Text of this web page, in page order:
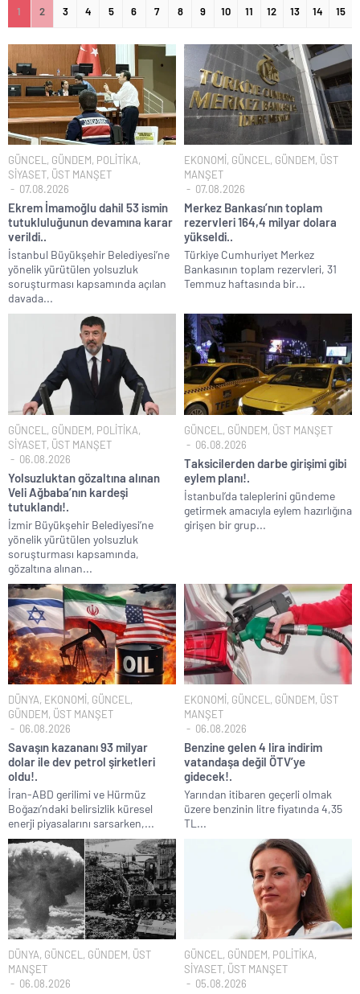
Veli Ağbaba’nın ağabeyi de rüşvetten gözaltına alındı!.
Sevgilisine “Ben Rüşvetsiz İş Yapamam” mesajı atan CHP’li
Başkanın skandal yazışmaları!.
LGS tercih sonuçları açıklandı.. Tek tıkla öğren..
6.37 TL’lik indirimini ÖTV kazığı ile iptal edip 1 liraya düşürdüler!.
Fenerbahçe Konyaspor maçında F-16 ile gövde gösterisi yapan
paşa emekliye sevk edildi!.
Türkiye’nin ilk kadın hava kuvvetleri paşası hayırlı olsun..
CHP’li Erdal Beşikçioğlu’nun uyuşturucu testi pozitif çıktı!.
Bay Kemal gibi şimdiden “İktidar Olamazsam İstifa Ederim” gazları
vermeye başladı!.
ABD’de de 25 eyalet Trump yönetimine karşı dava açtı!.
Brent petrol çakıldı!.
Rüşvet ve yolsuzluktan tutuklanan CHP’li Erdal Beşikçioğlu
görevden uzaklaştırıldı!.
İngilizler 12. adamları Özgür Özel’i hazırlama telâşına düştü!.
Uğur Mumcu dosyası 33 yıl sonra yeniden açılıyor..
CHP Lideri Kılıçdaoğlu’ndan Terörsüz Türkiye sürecine destek
açıklaması..
Denize döktüğümüz(!) Yunanların ekonomisini şaha kaldırdık!.
TÜİK sipariş enflasyon oranlarını açıkladı!.
TÜİK kira zam oranını yüzde 31 olarak açıkladı..
Etimesgut Belediye Başkanı Erdal Beşikçioğlu hakkında
tutuklama talebi..
Ekrem İmamoğlu dahil 53 ismin tutukluluğunun devamına karar
verildi..
1 2 3 4 5 6 7 8 9 10 11 12 13 14 15
GÜNCEL , GÜNDEM, POLİTİKA,
SİYASET, ÜST MANŞET
07.08.2026
Ekrem İmamoğlu dahil 53 ismin
tutukluluğunun devamına karar
verildi..
İstanbul Büyükşehir Belediyesi’ne
yönelik yürütülen yolsuzluk
soruşturması kapsamında açılan
davada...
EKONOMİ, GÜNCEL , GÜNDEM, ÜST
MANŞET
07.08.2026
Merkez Bankası’nın toplam
rezervleri 164,4 milyar dolara
yükseldi..
Türkiye Cumhuriyet Merkez
Bankasının toplam rezervleri, 31
Temmuz haftasında bir...
GÜNCEL , GÜNDEM, POLİTİKA,
SİYASET, ÜST MANŞET
06.08.2026
Yolsuzluktan gözaltına alınan
Veli Ağbaba’nın kardeşi
tutuklandı!.
İzmir Büyükşehir Belediyesi’ne
yönelik yürütülen yolsuzluk
soruşturması kapsamında,
gözaltına alınan...
GÜNCEL , GÜNDEM, ÜST MANŞET
06.08.2026
Taksicilerden darbe girişimi gibi
eylem planı!.
İstanbul’da taleplerini gündeme
getirmek amacıyla eylem hazırlığına
girişen bir grup...
DÜNYA, EKONOMİ, GÜNCEL ,
GÜNDEM, ÜST MANŞET
06.08.2026
Savaşın kazananı 93 milyar
dolar ile dev petrol şirketleri
oldu!.
İran-ABD gerilimi ve Hürmüz
Boğazı’ndaki belirsizlik küresel
enerji piyasalarını sarsarken,...
EKONOMİ, GÜNCEL , GÜNDEM, ÜST
MANŞET
06.08.2026
Benzine gelen 4 lira indirim
vatandaşa değil ÖTV’ye
gidecek!.
Yarından itibaren geçerli olmak
üzere benzinin litre fiyatında 4,35
TL...
DÜNYA, GÜNCEL, GÜNDEM, ÜST
MANŞET
06.08.2026
GÜNCEL, GÜNDEM, POLİTİKA,
SİYASET, ÜST MANŞET
05.08.2026